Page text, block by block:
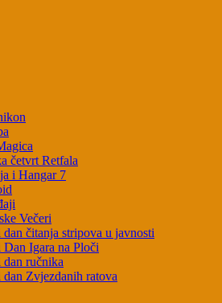
četvrt Retfala
i Hangar 7
Večeri
čitanja stripova u javnosti
Igara na Ploči
ručnika
Zvjezdanih ratova